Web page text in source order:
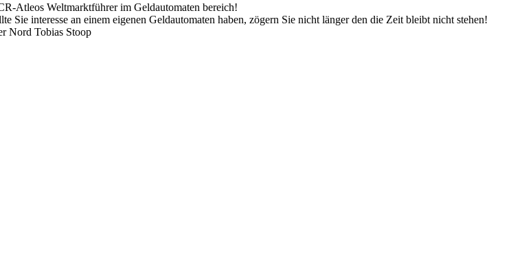
Atleos Weltmarktführer im Geldautomaten bereich!
Sie interesse an einem eigenen Geldautomaten haben, zögern Sie nicht länger den die Zeit bleibt nicht stehen!
Nord Tobias Stoop